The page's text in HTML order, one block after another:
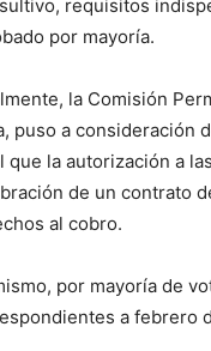
requisitos
por mayoría.
la Comisión
puso a consideración
que la autorización a
de un contrato
al cobro.
por mayoría de
a febrero